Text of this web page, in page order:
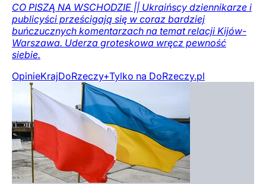
CO PISZĄ NA WSCHODZIE || Ukraińscy dziennikarze i
publicyści prześcigają się w coraz bardziej
buńczucznych komentarzach na temat relacji Kijów-
Warszawa. Uderza groteskowa wręcz pewność
siebie.
OpinieKrajDoRzeczy+Tylko na DoRzeczy.pl